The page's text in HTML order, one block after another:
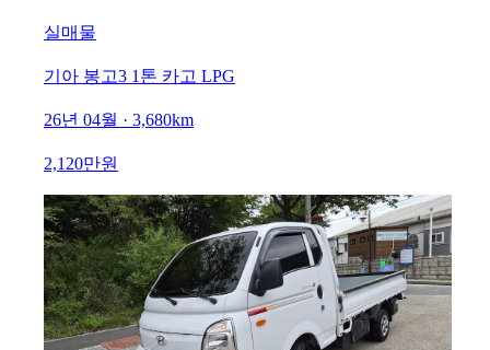
실매물
기아 봉고3 1톤 카고 LPG
26년 04월 · 3,680km
2,120만원